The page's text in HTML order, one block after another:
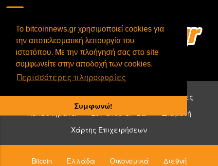
To bitcoinnews.gr χρησιμοποιεί cookies για
την αποτελεσματική λειτουργία του
ιστοτόπου. Με την πλοήγησή σας στο site
συμφωνείτε στην αποδοχή των cookies.
Περισσότερες πληροφορίες
Συμφωνώ!
Επιχειρήσεις που δέχονται bitcoin:
Υπηρεσίες
Καταστήματα
Εστιατόρια - Bar
Διαμονή
Χάρτης Επιχειρήσεων
Bitcoin Ελλάδα Οικονομικά
Διεθνή